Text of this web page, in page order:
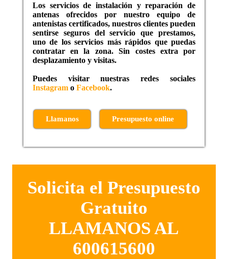
Los servicios de instalación y reparación de
antenas ofrecidos por nuestro equipo de
antenistas certificados, nuestros clientes pueden
sentirse seguros del servicio que prestamos,
uno de los servicios más rápidos que puedas
contratar en la zona. Sin costes extra por
desplazamiento y visitas.
Puedes visitar nuestras redes sociales
Instagramo Facebook.
Llamanos Presupuesto online
Solicita el Presupuesto
Gratuito
LLAMANOS AL
600615600